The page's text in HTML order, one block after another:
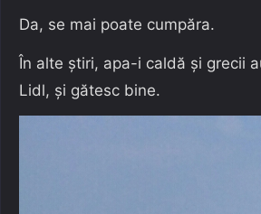
Da, se mai poate cumpăra.
În alte știri, apa-i caldă și grecii
Lidl, și gătesc bine.